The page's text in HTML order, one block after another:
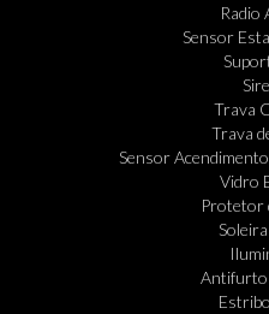
Radio
Sensor
Trava
Trava
Sensor
Vidro
Protetor
Antifurto